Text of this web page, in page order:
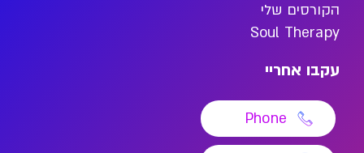
הקורסים שלי
Soul Therapy
עקבו אחריי
Phone